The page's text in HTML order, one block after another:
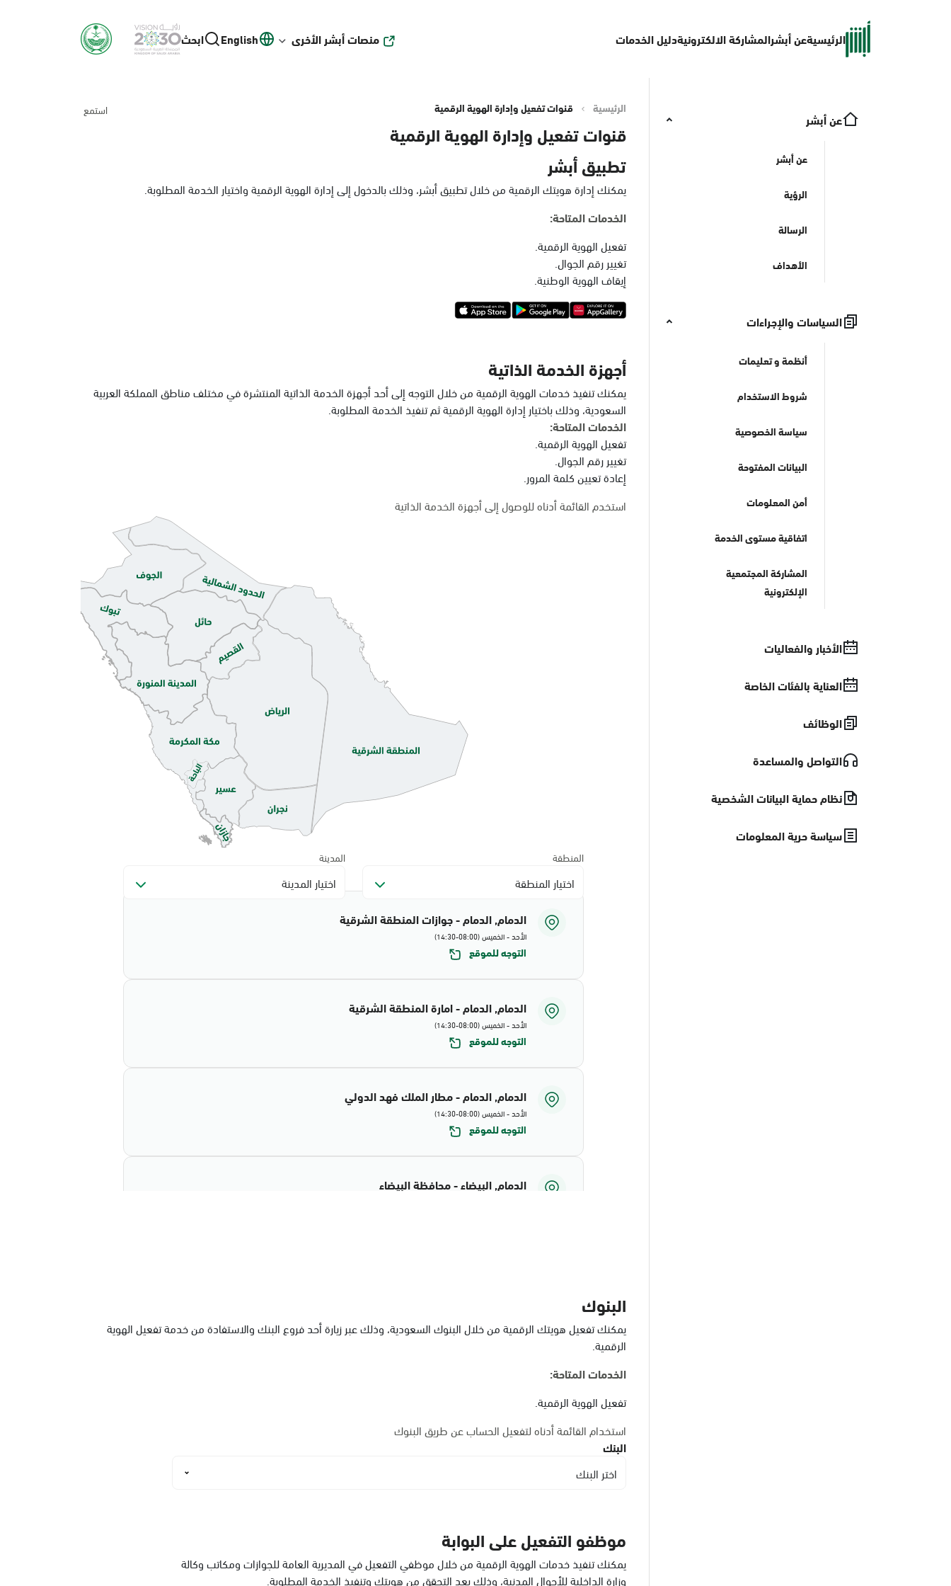
الرئيسيةعن أبشرالمشاركة الالكترونيةدليل الخدمات منصات أبشر الأخرى English ابحث
عن أبشر
عن أبشر
الرؤية
الرسالة
الأهداف
السياسات والإجراءات
أنظمة و تعليمات
شروط الاستخدام
سياسة الخصوصية
البيانات المفتوحة
أمن المعلومات
اتفاقية مستوى الخدمة
المشاركة المجتمعية
الإلكترونية
الأخبار والفعاليات
العناية بالفئات الخاصة
الوظائف
التواصل والمساعدة
نظام حماية البيانات الشخصية
سياسة حرية المعلومات
الرئيسية قنوات تفعيل وإدارة الهوية الرقمية استمع
قنوات تفعيل وإدارة الهوية الرقمية
تطبيق أبشر
يمكنك إدارة هويتك الرقمية من خلال تطبيق أبشر، وذلك بالدخول إلى إدارة الهوية الرقمية واختيار الخدمة المطلوبة.
الخدمات المتاحة:
تفعيل الهوية الرقمية.
تغيير رقم الجوال.
إيقاف الهوية الوطنية.
أجهزة الخدمة الذاتية
يمكنك تنفيذ خدمات الهوية الرقمية من خلال التوجه إلى أحد أجهزة الخدمة الذاتية المنتشرة في مختلف مناطق المملكة العربية
السعودية، وذلك باختيار إدارة الهوية الرقمية ثم تنفيذ الخدمة المطلوبة.
الخدمات المتاحة:
تفعيل الهوية الرقمية.
تغيير رقم الجوال.
إعادة تعيين كلمة المرور.
استخدم القائمة أدناه للوصول إلى أجهزة الخدمة الذاتية
المنطقة
اختيار المنطقة
المدينة
اختيار المدينة
الدمام, الدمام - جوازات المنطقة الشرقية
الأحد - الخميس (08:00-14:30)
التوجه للموقع
الدمام, الدمام - امارة المنطقة الشرقية
الأحد - الخميس (08:00-14:30)
التوجه للموقع
الدمام, الدمام - مطار الملك فهد الدولي
الأحد - الخميس (08:00-14:30)
التوجه للموقع
الدمام, البيضاء - محافظة البيضاء
الدمام, الدمام - بنده حي الجامعيين
التوجه للموقع
البنوك
يمكنك تفعيل هويتك الرقمية من خلال البنوك السعودية، وذلك عبر زيارة أحد فروع البنك والاستفادة من خدمة تفعيل الهوية
الرقمية.
الخدمات المتاحة:
تفعيل الهوية الرقمية.
استخدام القائمة أدناه لتفعيل الحساب عن طريق البنوك
البنك
اختر البنك
موظفو التفعيل على البوابة
يمكنك تنفيذ خدمات الهوية الرقمية من خلال موظفي التفعيل في المديرية العامة للجوازات ومكاتب وكالة
وزارة الداخلية للأحوال المدنية، وذلك بعد التحقق من هويتك وتنفيذ الخدمة المطلوبة.